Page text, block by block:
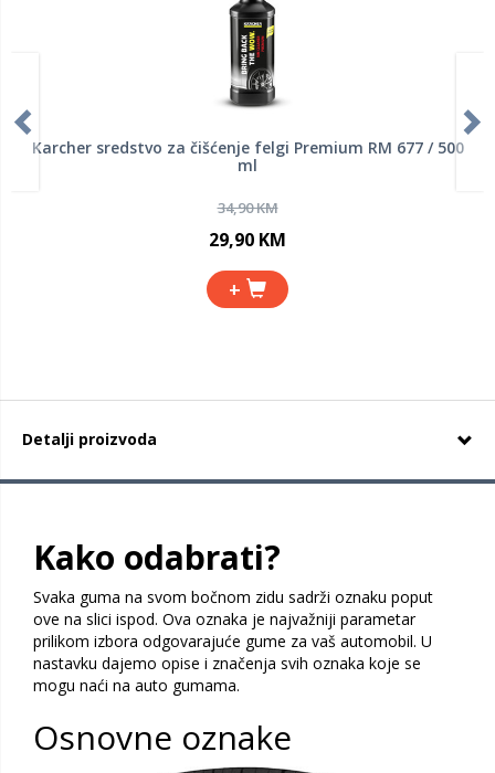
Karcher sredstvo za čišćenje felgi Premium RM 677 / 500
ml
34,90 KM
29,90 KM
+
Detalji proizvoda
Kako odabrati?
Svaka guma na svom bočnom zidu sadrži oznaku poput
ove na slici ispod. Ova oznaka je najvažniji parametar
prilikom izbora odgovarajuće gume za vaš automobil. U
nastavku dajemo opise i značenja svih oznaka koje se
mogu naći na auto gumama.
Osnovne oznake